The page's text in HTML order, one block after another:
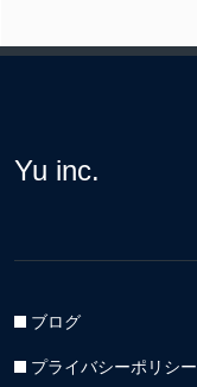
Yu inc.
ブログ
プライバシーポリシー